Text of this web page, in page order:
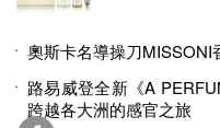
奧斯卡名導操刀MISSONI
路易威登全新《A
跨越各大洲的感官之旅